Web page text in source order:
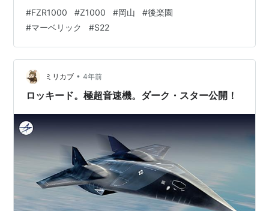
だ( ;∀;) でもさずが地元のヒーローだ・・・どこにでも居
たりした(^'^) 市内はなかなかの街でありながら、いたる
ところに風情を感じる。 もちろん夜は郷土料理をいただ
きましょう(*^^*) 黄色いニラに・・・ ・・・名前は忘れ
しまったけれど、何とかと言う魚(*_*; 小…
#FZR1000 #Z1000 #岡山 #後楽園
#マーベリック #S22
ミリカブ • 4年前
ロッキード。極超音速機。ダーク・スター公開！